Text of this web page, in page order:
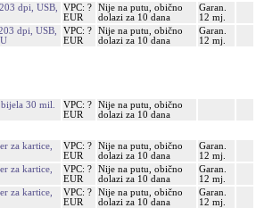
dpi, USB,
VPC: ?
EUR
Nije na putu, obično
dolazi za 10 dana
Garan.
12 mj.
dpi, USB,
VPC: ?
EUR
Nije na putu, obično
dolazi za 10 dana
Garan.
12 mj.
30 mil.
VPC: ?
EUR
Nije na putu, obično
dolazi za 10 dana
za kartice,
VPC: ?
EUR
Nije na putu, obično
dolazi za 10 dana
Garan.
12 mj.
za kartice,
VPC: ?
EUR
Nije na putu, obično
dolazi za 10 dana
Garan.
12 mj.
za kartice,
VPC: ?
EUR
Nije na putu, obično
dolazi za 10 dana
Garan.
12 mj.